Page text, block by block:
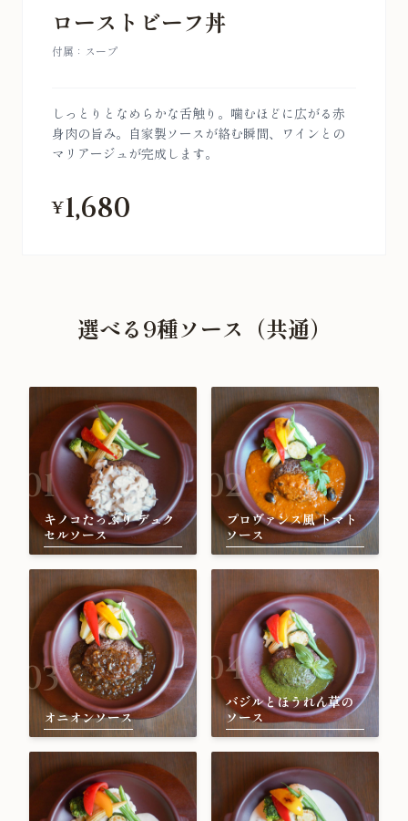
ローストビーフ丼
付属：スープ
しっとりとなめらかな舌触り。噛むほどに広がる赤
身肉の旨み。自家製ソースが絡む瞬間、ワインとの
マリアージュが完成します。
¥1,680
選べる9種ソース（共通）
01
キノコたっぷり デュク
セルソース
02
プロヴァンス風 トマト
ソース
03
オニオンソース
04
バジルとほうれん草の
ソース